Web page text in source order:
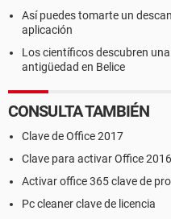
Así puedes tomarte un
aplicación
Los científicos descubren
antigüedad en Belice
CONSULTA TAMBIÉN
Clave de Office 2017
Clave para activar Office 2016
Activar office 365 clave de
Pc cleaner clave de licencia